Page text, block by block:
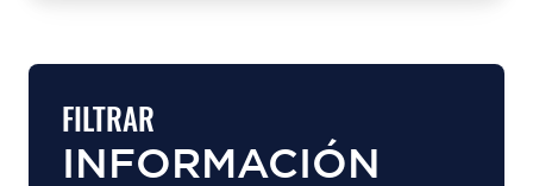
FILTRAR
INFORMACIÓN